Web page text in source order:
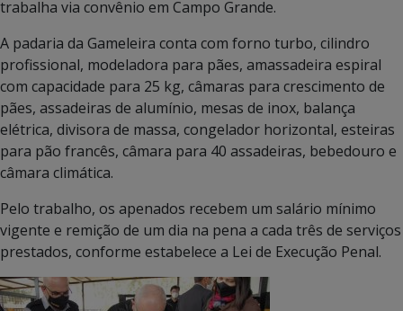
trabalha via convênio em Campo Grande.
A padaria da Gameleira conta com forno turbo, cilindro
profissional, modeladora para pães, amassadeira espiral
com capacidade para 25 kg, câmaras para crescimento de
pães, assadeiras de alumínio, mesas de inox, balança
elétrica, divisora de massa, congelador horizontal, esteiras
para pão francês, câmara para 40 assadeiras, bebedouro e
câmara climática.
Pelo trabalho, os apenados recebem um salário mínimo
vigente e remição de um dia na pena a cada três de serviços
prestados, conforme estabelece a Lei de Execução Penal.